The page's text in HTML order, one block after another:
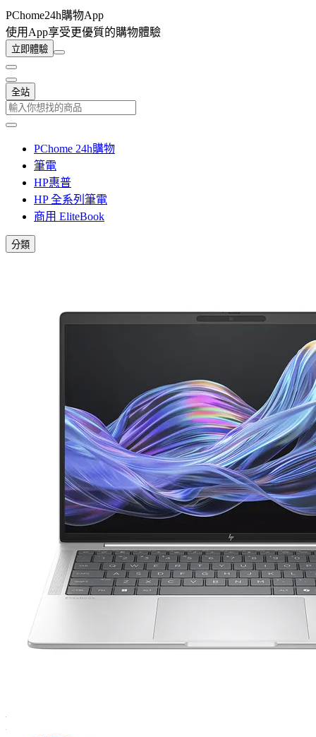
PChome24h購物App
使用App享受更優質的購物體驗
立即體驗
全站
PChome 24h購物
筆電
HP惠普
HP 全系列筆電
商用 EliteBook
分類